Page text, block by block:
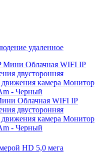
Облачная WIFI IP
двусторонняя
движения камера Монитор
- Черный